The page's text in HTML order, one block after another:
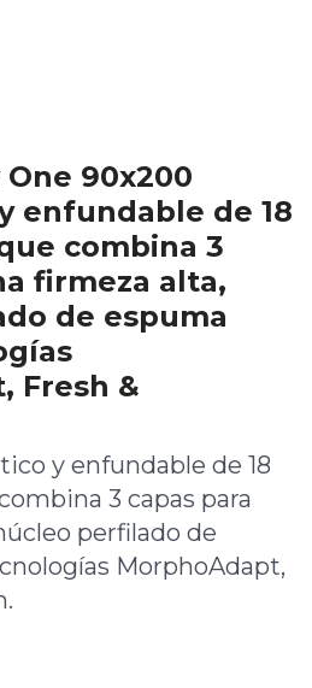
90x200
enfundable de 18
combina 3
firmeza alta,
de espuma
Fresh &
y enfundable de 18
3 capas para
perfilado de
MorphoAdapt,